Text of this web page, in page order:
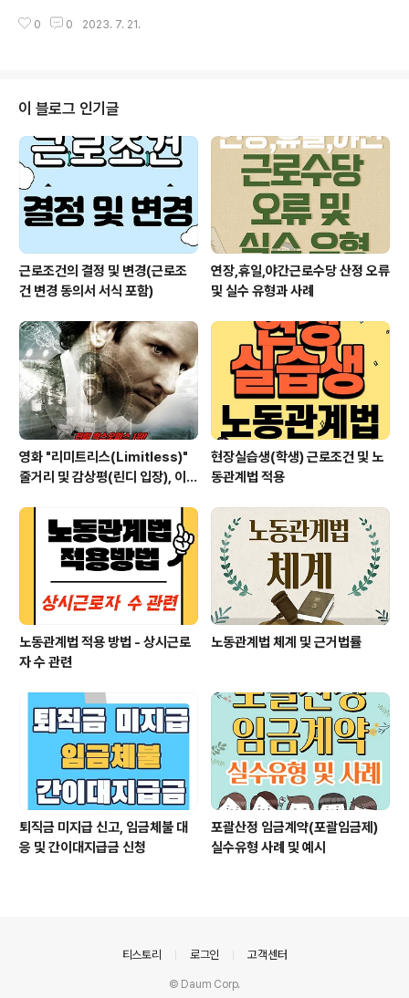
은밀한 감시를 명령합니다. 고도로 숙련된 슈타지 장교인
찾기 위해 모험을 떠나는 이야기입니다. 수많은 장애물과
의 아내 코랄이 행복하게 살고 있는 Great Barrier Reef
의 아름다운 바다에서 시작됩니다. 산호는 알을 가지고 기
다리고 있으며 아이들의 도착을 간절히 기다리고 있습니
다. 비극적으로 그들의 평화로운 삶은 잔인한 바라쿠다가
그의 집을 공격하여 말린이 의식을 잃고 코랄과 알 중 하나
를 제외한 모든 ..
0 0 2023. 7. 21.
이 블로그 인기글
근로조건의 결정 및 변경(근로조
건 변경 동의서 서식 포함)
연장,휴일,야간근로수당 산정 오류
및 실수 유형과 사례
영화 "리미트리스(Limitless)"
줄거리 및 감상평(린디 입장), 이런
현장실습생(학생) 근로조건 및 노
동관계법 적용
노동관계법 적용 방법 - 상시근로
자 수 관련
노동관계법 체계 및 근거법률
퇴직금 미지급 신고, 임금체불 대
응 및 간이대지급금 신청
포괄산정 임금계약(포괄임금제)
실수유형 사례 및 예시
티스토리 로그인 고객센터
© Daum Corp.